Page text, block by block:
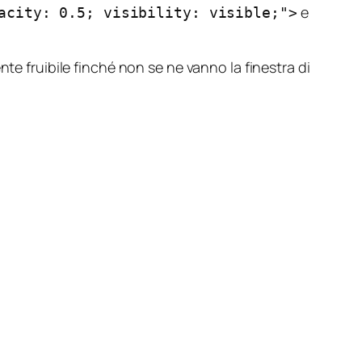
0.5; visibility: visible;"> e
fruibile finché non se ne vanno la finestra di